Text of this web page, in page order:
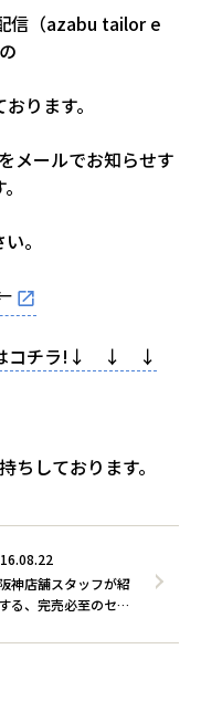
信（azabu tailor e
ります。
メールでお知らせす
。
コチラ!↓ ↓ ↓
ちしております。
神店舗スタッフが紹
る、完売必至のセッ